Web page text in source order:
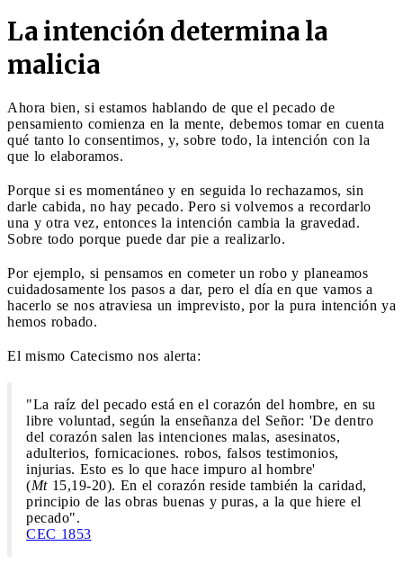
La intención determina la
malicia
Ahora bien, si estamos hablando de que el pecado de
pensamiento comienza en la mente, debemos tomar en cuenta
qué tanto lo consentimos, y, sobre todo, la intención con la
que lo elaboramos.
Porque si es momentáneo y en seguida lo rechazamos, sin
darle cabida, no hay pecado. Pero si volvemos a recordarlo
una y otra vez, entonces la intención cambia la gravedad.
Sobre todo porque puede dar pie a realizarlo.
Por ejemplo, si pensamos en cometer un robo y planeamos
cuidadosamente los pasos a dar, pero el día en que vamos a
hacerlo se nos atraviesa un imprevisto, por la pura intención ya
hemos robado.
El mismo Catecismo nos alerta:
"La raíz del pecado está en el corazón del hombre, en su
libre voluntad, según la enseñanza del Señor: 'De dentro
del corazón salen las intenciones malas, asesinatos,
adulterios, fornicaciones. robos, falsos testimonios,
injurias. Esto es lo que hace impuro al hombre'
(Mt15,19-20). En el corazón reside también la caridad,
principio de las obras buenas y puras, a la que hiere el
pecado".
CEC 1853